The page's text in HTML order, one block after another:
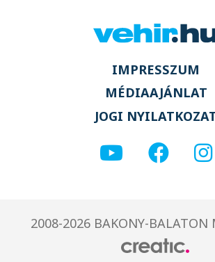
IMPRESSZUM
MÉDIAAJÁNLAT
JOGI
2008-2026 BAKONY-BALATON